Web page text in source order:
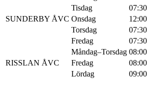
SUNDERBY ÅVC
Tisdag
07:30
Onsdag
12:00
Torsdag
07:30
Fredag
07:30
RISSLAN ÅVC
Måndag–Torsdag 08:00
Fredag
08:00
Lördag
09:00